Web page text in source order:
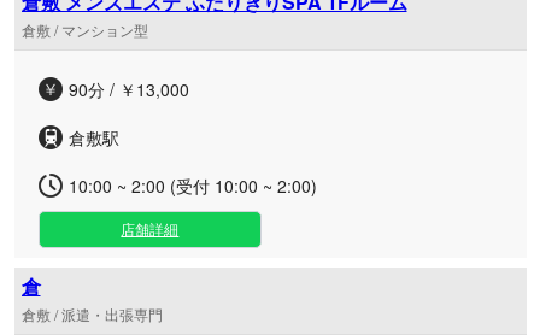
倉敷 / マンション型
90分 / ￥13,000
倉敷駅
10:00 ~ 2:00 (受付 10:00 ~ 2:00)
店舗詳細
倉
倉敷 / 派遣・出張専門